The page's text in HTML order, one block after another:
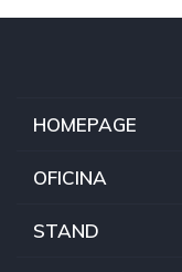
HOMEPAGE
OFICINA
STAND